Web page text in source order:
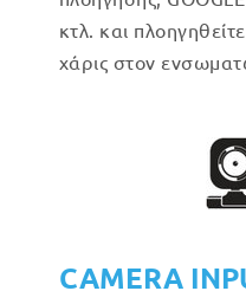
κτλ. και
χάρις στον
CAMERA